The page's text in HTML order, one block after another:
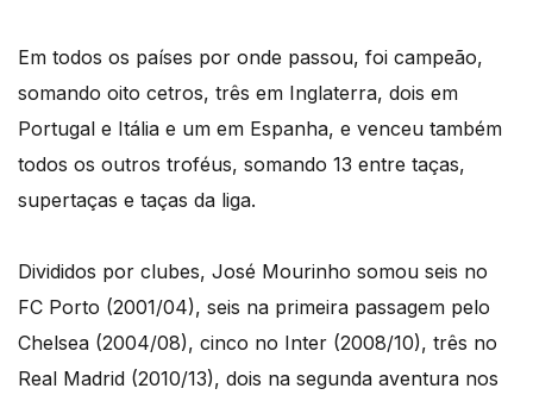
Em todos os países por onde passou, foi campeão,
somando oito cetros, três em Inglaterra, dois em
Portugal e Itália e um em Espanha, e venceu também
todos os outros troféus, somando 13 entre taças,
supertaças e taças da liga.
Divididos por clubes, José Mourinho somou seis no
FC Porto (2001/04), seis na primeira passagem pelo
Chelsea (2004/08), cinco no Inter (2008/10), três no
Real Madrid (2010/13), dois na segunda aventura nos